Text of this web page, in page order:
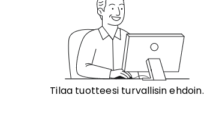
Tilaa tuotteesi turvallisin ehdoin.